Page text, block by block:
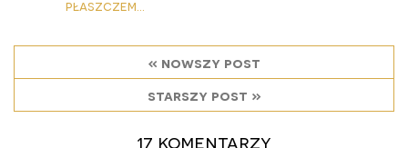
płaszczem...
« nowszy post
starszy post »
17 komentarzy